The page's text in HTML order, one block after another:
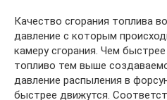
Качество сгорания топлива
давление с которым
камеру сгорания. Чем
топливо тем выше
давление распыления в
быстрее движутся.